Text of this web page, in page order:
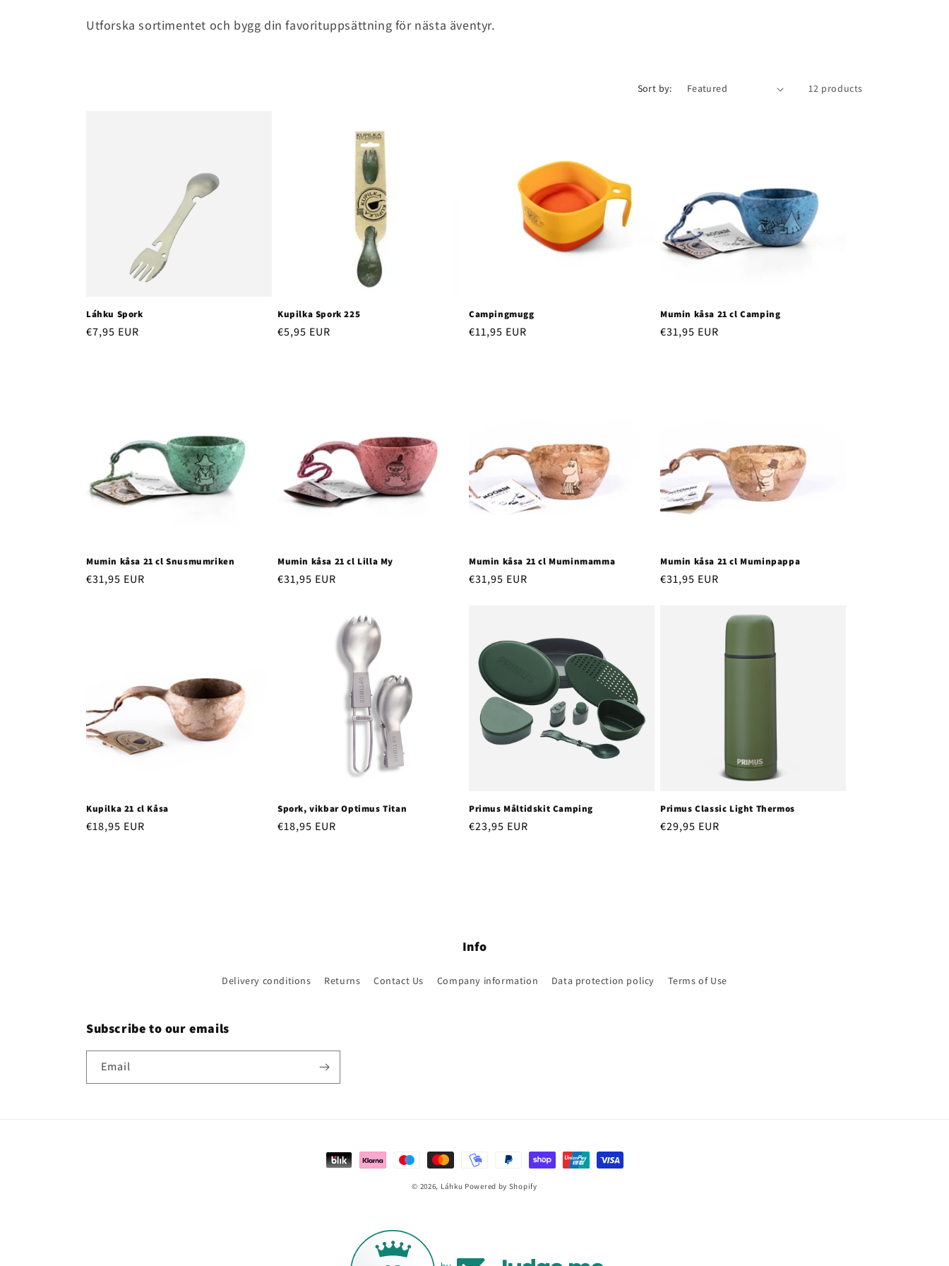
t
Utforska sortimentet och bygg din favorituppsättning för nästa äventyr.
Sort by: 12 products
Láhku Spork
Regular
€7,95 EUR
Kupilka Spork 225
Regular
€5,95 EUR
Campingmugg
Regular
€11,95 EUR
Mumin kåsa 21 cl Camping
Regular
€31,95 EUR
Mumin kåsa 21 cl Snusmumriken
Regular
€31,95 EUR
Mumin kåsa 21 cl Lilla My
Regular
€31,95 EUR
Mumin kåsa 21 cl Muminmamma
Regular
€31,95 EUR
Mumin kåsa 21 cl Muminpappa
Regular
€31,95 EUR
Kupilka 21 cl Kåsa
Regular
€18,95 EUR
Spork, vikbar Optimus Titan
Regular
€18,95 EUR
Primus Måltidskit Camping
Regular
€23,95 EUR
Primus Classic Light Thermos
Regular
€29,95 EUR
Info
Delivery conditions Returns Contact Us Company information Data protection policy Terms of Use
Subscribe to our emails
Email
Payment
© 2026, Láhku Powered by Shopify